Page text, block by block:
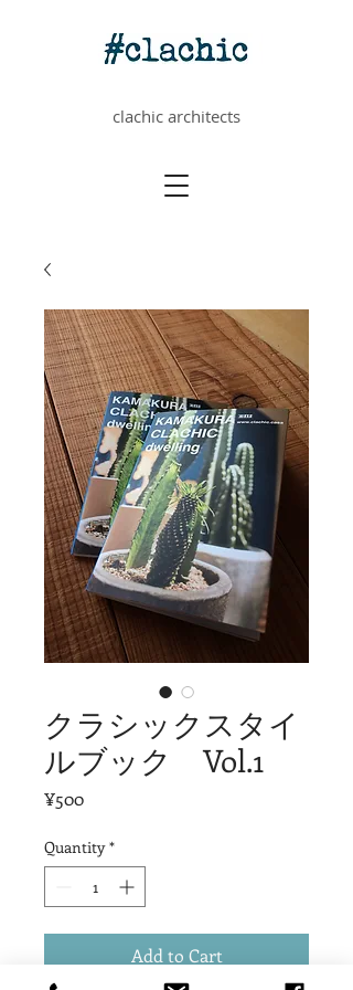
clachic architects
クラシックスタイ
ルブック Vol.1
¥500Price
Quantity *
Add to Cart